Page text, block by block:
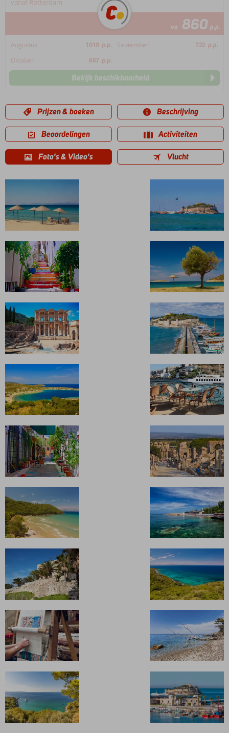
vanaf Rotterdam
va 860 p.p.
Augustus 1019 p.p. September 722 p.p.
Oktober
667 p.p.
Bekijk beschikbaarheid
Prijzen & boeken Beschrijving
Beoordelingen Activiteiten
Foto's & Video's Vlucht